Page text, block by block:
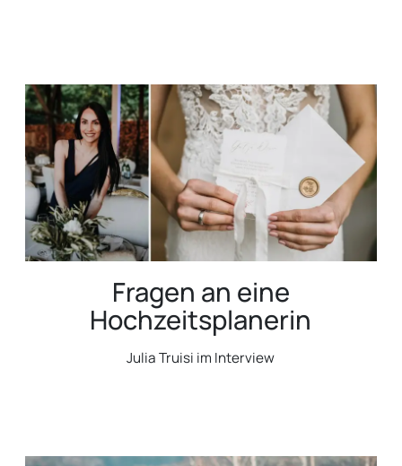
Fragen an eine
Hochzeitsplanerin
Julia Truisi im Interview